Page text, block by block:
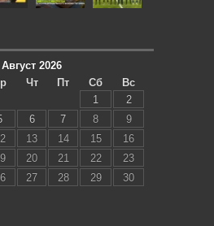
Август 2026
Чт Пт Сб
Вс
1
2
6 7 8
9
13 14 15
16
20 21 22
23
27 28 29
30